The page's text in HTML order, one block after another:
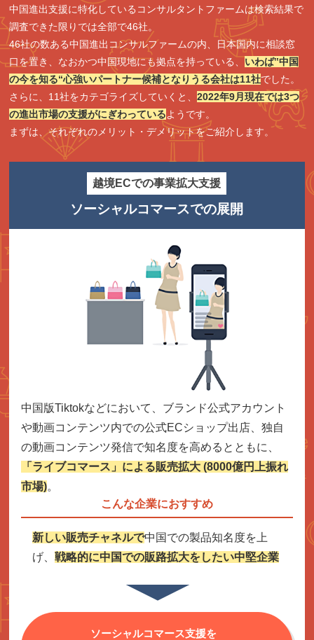
中国進出支援に特化しているコンサルタントファームは検索結果で
調査できた限りでは全部で46社。
46社の数ある中国進出コンサルファームの内、日本国内に相談窓
口を置き、なおかつ中国現地にも拠点を持っている、 いわば‟中国
の今を知る“心強いパートナー候補となりうる会社は11社でした。
さらに、11社をカテゴライズしていくと、2022年9月現在では3つ
の進出市場の支援がにぎわっているようです。
まずは、それぞれのメリット・デメリットをご紹介します。
越境ECでの事業拡大支援
ソーシャルコマースでの展開
中国版Tiktokなどにおいて、ブランド公式アカウント
や動画コンテンツ内での公式ECショップ出店、独自
の動画コンテンツ発信で知名度を高めるとともに、
「ライブコマース」による販売拡大 (8000億円上振れ
市場)。
こんな企業におすすめ
新しい販売チャネルで中国での製品知名度を上
げ、戦略的に中国での販路拡大をしたい中堅企業
ソーシャルコマース支援を